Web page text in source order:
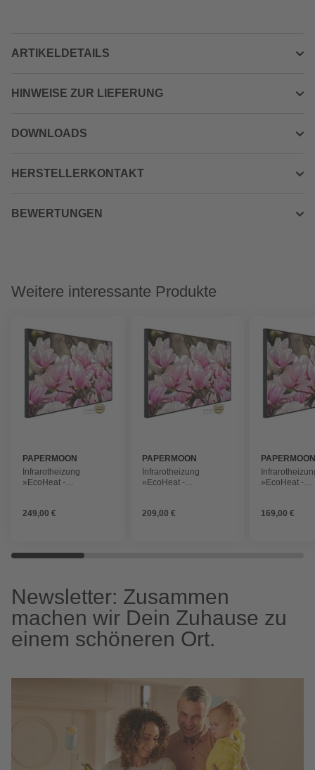
ARTIKELDETAILS
HINWEISE ZUR LIEFERUNG
DOWNLOADS
HERSTELLERKONTAKT
BEWERTUNGEN
Weitere interessante Produkte
PAPERMOON
Infrarotheizung
»EcoHeat -
249,00 €
PAPERMOON
Infrarotheizung
»EcoHeat -
209,00 €
»EcoHeat -
169,00 €
Newsletter: Zusammen
machen wir Dein Zuhause zu
einem schöneren Ort.